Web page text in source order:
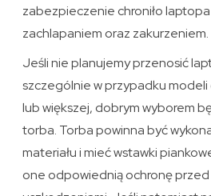
zabezpieczenie chroniło
zachlapaniem oraz zakurzeniem.
Jeśli nie planujemy przenosić
szczególnie w przypadku modeli
lub większej, dobrym wyborem
torba. Torba powinna być
materiału i mieć wstawki
one odpowiednią ochronę przed